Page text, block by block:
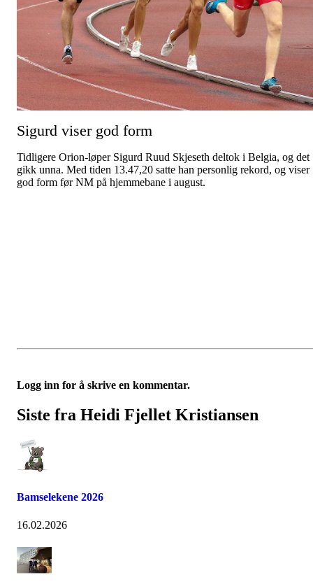
Sigurd viser god form
Tidligere Orion-løper Sigurd Ruud Skjeseth deltok i Belgia, og det
gikk unna. Med tiden 13.47,20 satte han personlig rekord, og viser
god form før NM på hjemmebane i august.
Logg inn for å skrive en kommentar.
Siste fra Heidi Fjellet Kristiansen
Bamselekene 2026
16.02.2026